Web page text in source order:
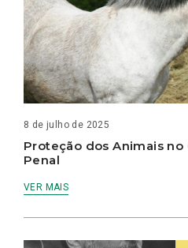
8 de julho de 2025
Proteção dos Animais no
Penal
VER MAIS